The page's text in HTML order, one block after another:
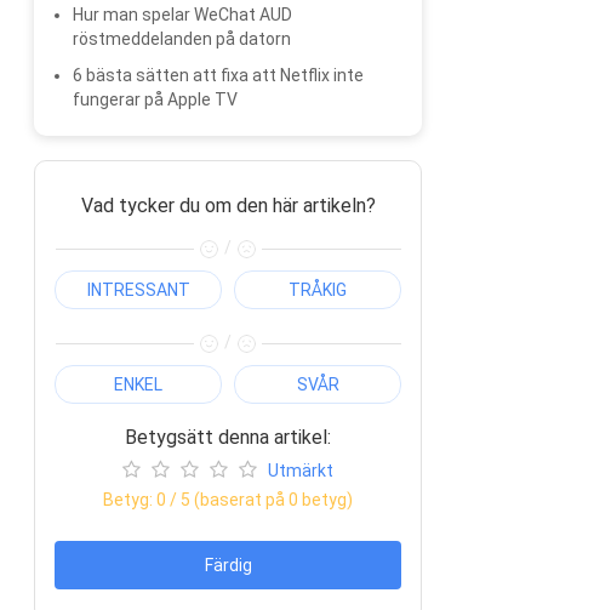
Hur man spelar WeChat AUD
röstmeddelanden på datorn
6 bästa sätten att fixa att Netflix inte
fungerar på Apple TV
Vad tycker du om den här artikeln?
/
INTRESSANT TRÅKIG
/
ENKEL SVÅR
Betygsätt denna artikel:
Utmärkt
Betyg: 0 / 5 (baserat på 0 betyg)
Färdig